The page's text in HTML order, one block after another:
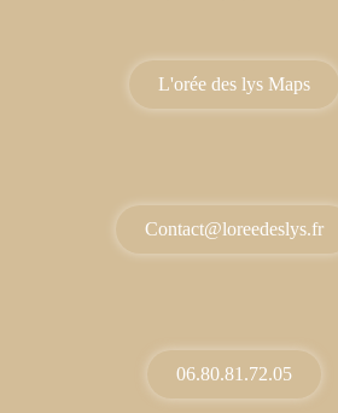
L'orée des lys Maps
Contact@loreedeslys.fr
06.80.81.72.05